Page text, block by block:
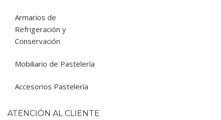
Armarios de
Refrigeración y
Conservación
Mobiliario de Pastelería
Accesorios Pastelería
ATENCIÓN AL CLIENTE